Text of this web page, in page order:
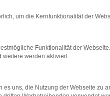
bestimmter Seiten
dem neuesten Stand sind.
kann auch dazu
um die Kernfunktionalität der
Funktionalität der
weitere werden aktiviert.
es uns, die Nutzung der Webseite zu